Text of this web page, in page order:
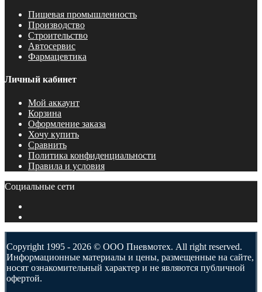
Пищевая промышленность
Производство
Строительство
Автосервис
Фармацевтика
Личный кабинет
Мой аккаунт
Корзина
Оформление заказа
Хочу купить
Сравнить
Политика конфиденциальности
Правила и условия
Социальные сети
Copyright 1995 - 2026 © ООО Пневмотех. All right reserved.
Информационные материалы и цены, размещенные на сайте,
носят ознакомительный характер и не являются публичной
офертой.